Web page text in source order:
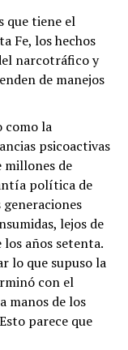
que tiene el
Fe, los hechos
narcotráfico y
de manejos
como la
psicoactivas
millones de
política de
lejos de
años setenta.
lo que supuso la
con el
manos de los
parece que